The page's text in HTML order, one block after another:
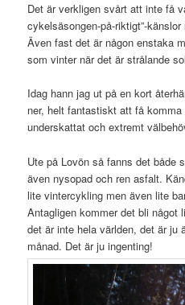
Det är verkligen svårt att inte få
cykelsäsongen-på-riktigt”-
Även fast det är någon enstaka
som vinter när det är strålande
Idag hann jag ut på en kort
ner, helt fantastiskt att få
underskattat och extremt
Ute på Lovön så fanns det både
även nysopad och ren asfalt.
lite vintercykling men även lite
Antagligen kommer det bli något
det är inte hela världen, det är ju
månad. Det är ju ingenting!